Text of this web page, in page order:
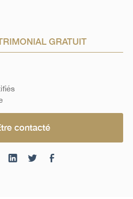
GRATUIT
contacté